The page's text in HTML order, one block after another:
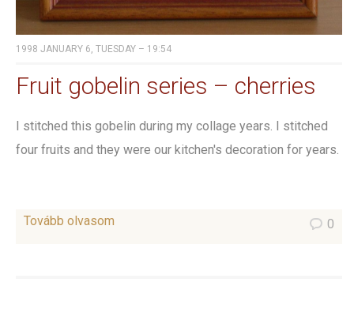
1998 JANUARY 6, TUESDAY – 19:54
Fruit gobelin series – cherries
I stitched this gobelin during my collage years. I stitched
four fruits and they were our kitchen's decoration for years.
Tovább olvasom 0